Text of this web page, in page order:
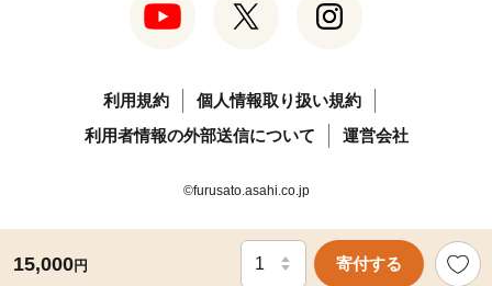
15,000円 寄付する
利用規約
個人情報取り扱い規約
利用者情報の外部送信について
運営会社
©furusato.asahi.co.jp